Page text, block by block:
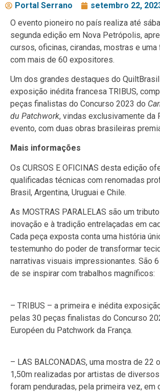
Portal Serrano
setembro 22,
O evento pioneiro no país realiza até
segunda edição em Nova Petrópolis,
cursos, oficinas, cirandas, mostras e
com mais de 60 expositores.
Um dos grandes destaques do
exposição inédita francesa TRIBUS,
peças finalistas do Concurso 2023 do
du Patchwork, vindas exclusivamente da
evento, com duas obras brasileiras
Mais informações
Os CURSOS E OFICINAS desta edição
qualificadas técnicas com renomadas
Brasil, Argentina, Uruguai e Chile.
As MOSTRAS PARALELAS são um
inovação e à tradição entrelaçadas em
Cada peça exposta conta uma história
testemunho do poder de transformar
narrativas visuais impressionantes. São
de se inspirar com trabalhos magníficos:
– TRIBUS – a primeira e inédita
pelas 30 peças finalistas do Concurso
Européen du Patchwork da França.
– LAS BALCONADAS, uma mostra de 22
1,50m realizadas por artistas de
foram penduradas, pela primeira vez, em